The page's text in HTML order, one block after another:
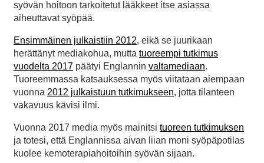
syövän hoitoon tarkoitetut lääkkeet itse asiassa
aiheuttavat syöpää.
Ensimmäinen julkaistiin 2012, eikä se juurikaan
herättänyt mediakohua, mutta tuoreempi tutkimus
vuodelta 2017 päätyi Englannin valtamediaan.
Tuoreemmassa katsauksessa myös viitataan aiempaan
vuonna 2012 julkaistuun tutkimukseen, jotta tilanteen
vakavuus kävisi ilmi.
Vuonna 2017 media myös mainitsi tuoreen tutkimuksen
ja totesi, että Englannissa aivan liian moni syöpäpotilas
kuolee kemoterapiahoitoihin syövän sijaan.